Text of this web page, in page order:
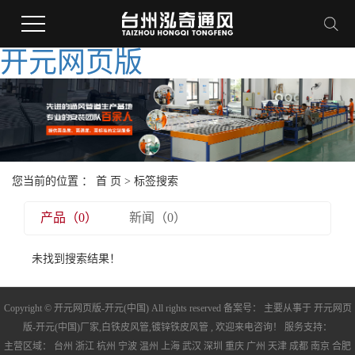
开元网页版
您当前的位置 ： 首 页 > 标签搜索
产品（0） 新闻（0）
未找到搜索结果！
Copyright © 开元网页版-开元(中国) All rights reserved 备案号： 主要从事于 开元网页
版-开元(中国)厂家, 白铁皮风管,镀锌铁皮风管 , 欢迎来电咨询！ 服务支持：
主营区域： 台州 浙江 杭州 宁波 温州 上海 武汉 深圳 重庆 广州 天津 成都 南京 合肥